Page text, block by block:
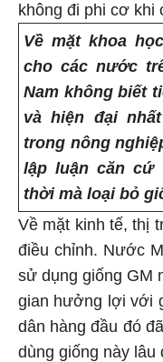
không đi phi cơ khi
Về mặt khoa
cho các nước
Nam không biết
và hiện đại
trong nông
lập luận căn cứ
thời mà loại bỏ
Về mặt kinh tế, thị
điều chỉnh. Nước
sử dụng giống GM
gian hưởng lợi với
dân hàng đầu đó
dùng giống này lâu